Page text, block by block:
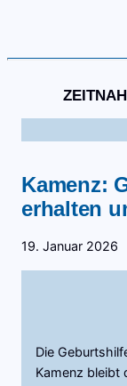
Kamenz:
erhalten
19. Januar 2026
Die
Kamenz bleibt